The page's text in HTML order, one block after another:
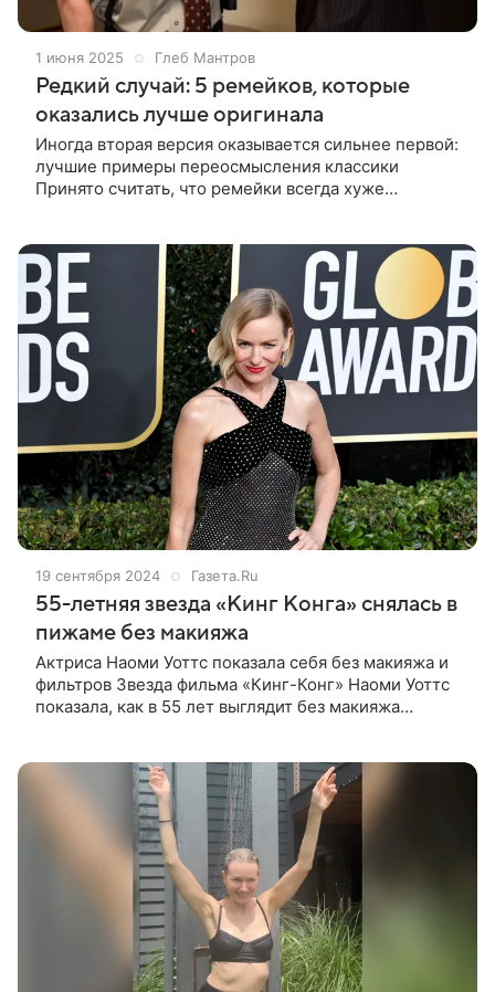
1 июня 2025 Глеб Мантров
Редкий случай: 5 ремейков, которые
оказались лучше оригинала
Иногда вторая версия оказывается сильнее первой:
лучшие примеры переосмысления классики
Принято считать, что ремейки всегда хуже
19 сентября 2024 Газета.Ru
55-летняя звезда «Кинг Конга» снялась в
пижаме без макияжа
Актриса Наоми Уоттс показала себя без макияжа и
фильтров Звезда фильма «Кинг-Конг» Наоми Уоттс
показала, как в 55 лет выглядит без макияжа